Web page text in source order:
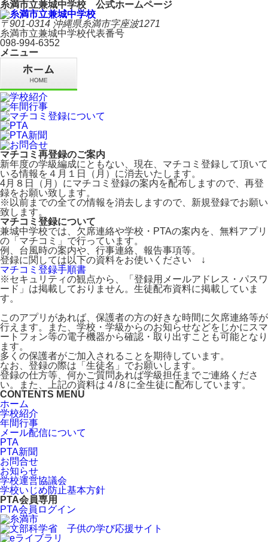
糸満市立兼城中学校 公式ホームページ
〒901-0314 沖縄県糸満市字座波1271
糸満市立兼城中学校代表番号
098-994-6352
メニュー
マチコミ再登録のご案内
新年度の学級編成にともない、現在、マチコミ登録して頂いて
いる情報を４月１日（月）に消去いたします。
4月８日（月）にマチコミ登録の案内を配布しますので、再登
録をお願い致します。
※以前までの全ての情報を消去しますので、新規登録でお願い
致します。
マチコミ登録について
兼城中学校では、欠席連絡や学校・PTAの案内を、無料アプリ
の「マチコミ」で行っています。
例、台風時の案内や、行事連絡、報告事項等。
登録に関しては以下の資料をお使いください ↓
マチコミ登録手順書
※セキュリティの観点から、「登録用メールアドレス・パスワ
ード」は掲載しておりません。生徒配布資料に掲載していま
す。
このアプリがあれば、保護者の方の好きな時間に欠席連絡等が
行えます。また、学校・学級からのお知らせなどをじかにスマ
ートフォン等の電子機器から確認・取り出すことも可能となり
ます。
多くの保護者がご加入されることを期待しています。
なお、登録の際は「生徒名」でお願いします。
登録の仕方等、何かご質問あれば学級担任までご連絡くださ
い。また、上記の資料は４/８に全生徒に配布しています。
CONTENTS MENU
ホーム
学校紹介
年間行事
メール配信について
PTA
PTA新聞
お問合せ
お知らせ
学校運営協議会
学校いじめ防止基本方針
PTA会員専用
PTA会員ログイン